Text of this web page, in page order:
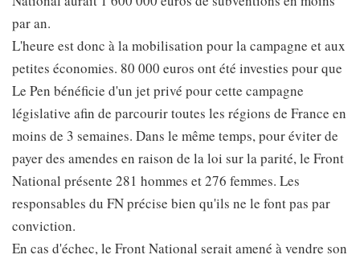
par an.
L'heure est donc à la mobilisation pour la campagne et aux
petites économies. 80 000 euros ont été investies pour que
Le Pen bénéficie d'un jet privé pour cette campagne
législative afin de parcourir toutes les régions de France en
moins de 3 semaines. Dans le même temps, pour éviter de
payer des amendes en raison de la loi sur la parité, le Front
National présente 281 hommes et 276 femmes. Les
responsables du FN précise bien qu'ils ne le font pas par
conviction.
En cas d'échec, le Front National serait amené à vendre son